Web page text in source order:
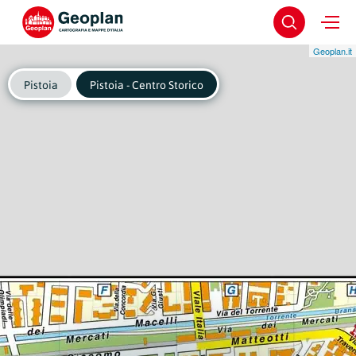
Geoplan.it
Pistoia Pistoia - Centro Storico